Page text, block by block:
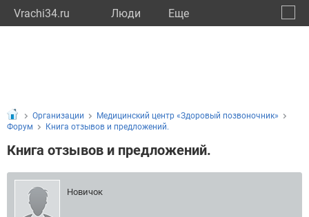
Vrachi34.ru Люди Eще
Организации
Медицинский центр «Здоровый позвоночник»
Форум
Книга отзывов и предложений.
Книга отзывов и предложений.
Новичок